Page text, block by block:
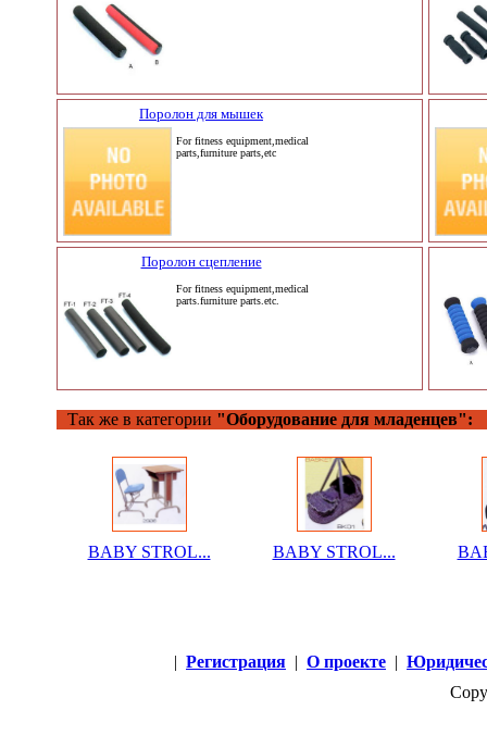
Поролон для мышек
For fitness equipment,medical
parts,furniture parts,etc
Поролон сцепление
For fitness equipment,medical
parts.furniture parts.etc.
Так же в категории "Оборудование для младенцев":
BABY STROL... BABY STROL...
| Регистрация | О проекте |